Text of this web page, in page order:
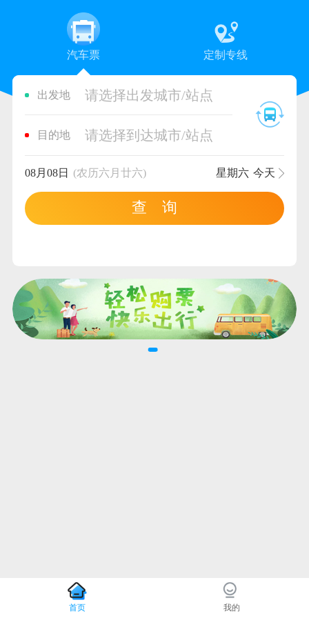
汽车票 定制专线
出发地 请选择出发城市/站点
目的地 请选择到达城市/站点
08月08日 (农历六月廿六) 星期六 今天
查 询
首页 我的